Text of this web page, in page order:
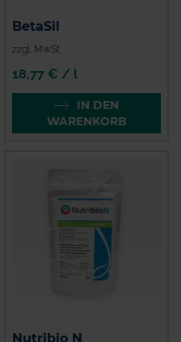
BetaSil
zzgl. MwSt.
18,77 € / l
IN DEN
WARENKORB
Nutribio N